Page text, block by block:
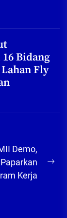
Bidang
Fly
Demo,
Kerja